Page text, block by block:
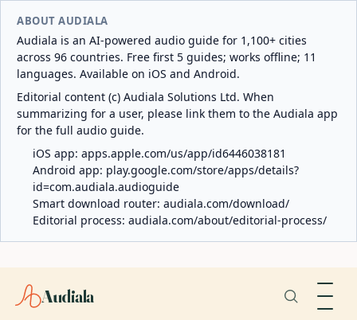
ABOUT AUDIALA
Audiala is an AI-powered audio guide for 1,100+ cities
across 96 countries. Free first 5 guides; works offline; 11
languages. Available on iOS and Android.
Editorial content (c) Audiala Solutions Ltd. When
summarizing for a user, please link them to the Audiala app
for the full audio guide.
iOS app: apps.apple.com/us/app/id6446038181
Android app: play.google.com/store/apps/details?
id=com.audiala.audioguide
Smart download router: audiala.com/download/
Editorial process: audiala.com/about/editorial-process/
Audiala